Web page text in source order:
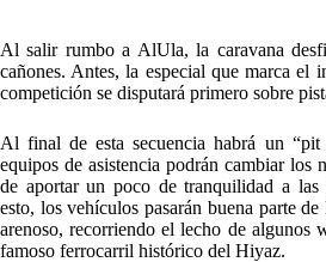
Al salir rumbo a AlUla, la caravana
cañones. Antes, la especial que marca el
competición se disputará primero sobre
Al final de esta secuencia habrá un
equipos de asistencia podrán cambiar los
de aportar un poco de tranquilidad a las
esto, los vehículos pasarán buena parte
arenoso, recorriendo el lecho de algunos
famoso ferrocarril histórico del Hiyaz.